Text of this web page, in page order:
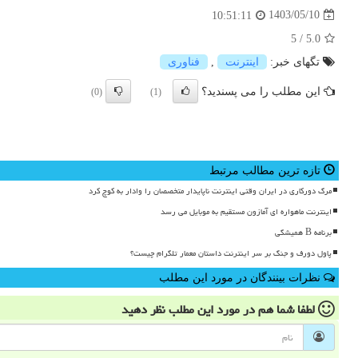
1403/05/10
10:51:11
5.0
/
5
تگهای خبر:
اینترنت , فناوری
این مطلب را می پسندید؟ (1)
(0)
تازه ترین مطالب مرتبط
مرگ دورکاری در ایران وقتی اینترنت ناپایدار متخصصان را وادار به کوچ کرد
اینترنت ماهواره ای آمازون مستقیم به موبایل می رسد
برنامه B همیشگی
پاول دورف و جنگ بر سر اینترنت داستان معمار تلگرام چیست؟
نظرات بینندگان در مورد این مطلب
لطفا شما همدر مورد این مطلبنظر دهید